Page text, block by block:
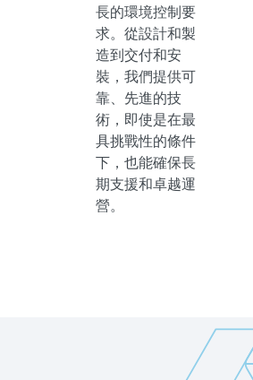
長的環境控制要
求。從設計和製
造到交付和安
裝，我們提供可
靠、先進的技
術，即使是在最
具挑戰性的條件
下，也能確保長
期支援和卓越運
營。